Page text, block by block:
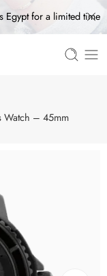
Egypt for a limited time
Watch – 45mm